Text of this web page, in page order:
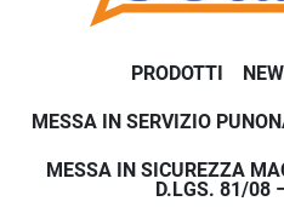
✔ Intervento tecnico entro
✔ Riparazione quadro
✔ Ripristino sistemi CNC
✔ Supporto tecnico diretto
Operiamo su tutto il
PRODOTTI
MESSA IN SERVIZIO
MESSA IN SICUREZZA
D.LGS. 81/08